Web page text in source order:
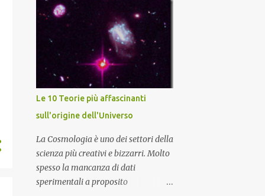
settembre
luglio
giugno
maggio
marzo
2024
9
novembre
2
ottobre
Le 10 Teorie più affascinanti
sull'origine dell'Universo
La Cosmologia è uno dei settori della
scienza più creativi e bizzarri. Molto
spesso la mancanza di dati
sperimentali a proposito